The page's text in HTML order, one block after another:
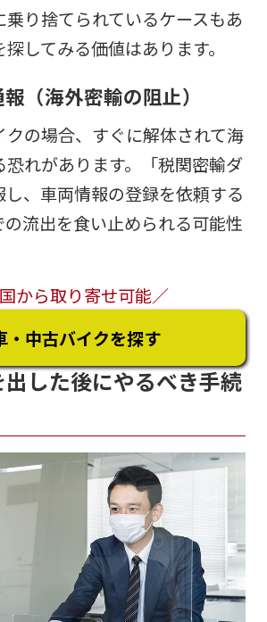
り捨てられているケースもあ
してみる価値はあります。
（海外密輸の阻止）
クの場合、すぐに解体されて海
れがあります。「税関密輸ダ
、車両情報の登録を依頼する
の流出を食い止められる可能性
から取り寄せ可能／
・中古バイクを探す
した後にやるべき手続